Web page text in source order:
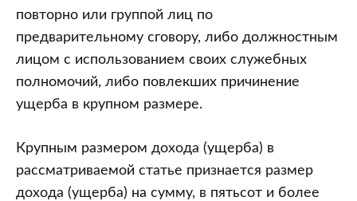
повторно или группой лиц по
предварительному сговору, либо должностным
лицом с использованием своих служебных
полномочий, либо повлекших причинение
ущерба в крупном размере.
Крупным размером дохода (ущерба) в
рассматриваемой статье признается размер
дохода (ущерба) на сумму, в пятьсот и более